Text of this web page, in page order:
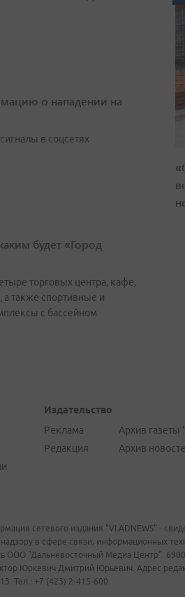
о нападении на
в соцсетях
будет «Город
торговых центра, кафе,
также спортивные и
с бассейном
Издательство
Реклама
Редакция
Архив газеты
Архив
сетевого издания "VLADNEWS" -
в сфере связи, информационных
ООО "Дальневосточный Медиа Центр".
Юркевич Дмитрий Юрьевич. Адрес
Тел.: +7 (423) 2-415-600.